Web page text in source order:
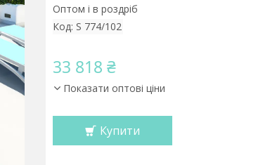
Оптом і в роздріб
Код: S 774/102
33 818 ₴
Показати оптові ціни
Купити